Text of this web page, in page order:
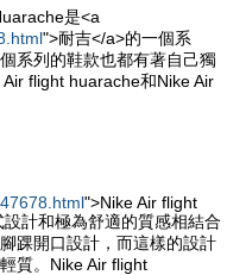
是<a
">耐吉</a>的一個系
系列的鞋款也都有著自己獨
flight huarache和Nike Air
">Nike Air flight
計和極為舒適的質感相結合
踝開口設計，而這樣的設計
質。Nike Air flight